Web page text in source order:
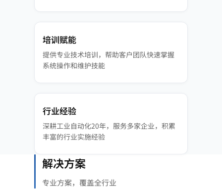
培训赋能
提供专业技术培训，帮助客户团队快速掌握
系统操作和维护技能
行业经验
深耕工业自动化20年，服务多家企业，积累
丰富的行业实施经验
解决方案
专业方案，覆盖全行业